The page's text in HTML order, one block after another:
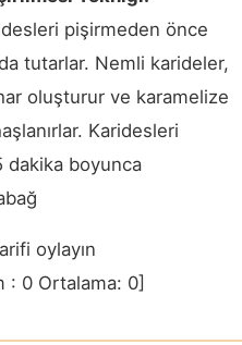
pişirmeden önce
tutarlar. Nemli karideler,
oluşturur ve karamelize
Karidesleri
dakika boyunca
oylayın
: 0 Ortalama: 0]